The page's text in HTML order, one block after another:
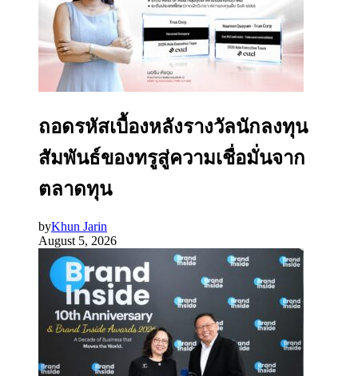
ถอดรหัสเบื้องหลังรางวัลนักลงทุน
สัมพันธ์ของทรูสู่ความเชื่อมั่นจาก
ตลาดทุน
byKhun Jarin
August 5, 2026